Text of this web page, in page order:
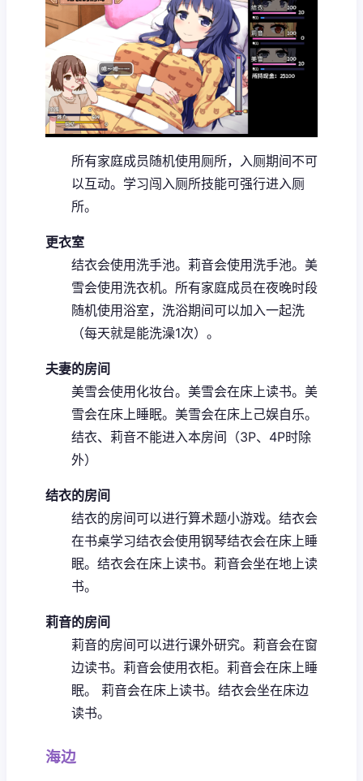
所有家庭成员随机使用厕所，入厕期间不可
以互动。 学习闯入厕所技能可强行进入厕
所。
更衣室
结衣会使用洗手池。 莉音会使用洗手池。 美
雪会使用洗衣机。 所有家庭成员在夜晚时段
随机使用浴室，洗浴期间可以加入一起洗
（每天就是能洗澡1次）。
夫妻的房间
美雪会使用化妆台。 美雪会在床上读书。 美
雪会在床上睡眠。 美雪会在床上己娱自乐。
结衣、莉音不能进入本房间（3P、4P时除
外）
结衣的房间
结衣的房间可以进行算术题小游戏。 结衣会
在书桌学习结衣会使用钢琴结衣会在床上睡
眠。 结衣会在床上读书。 莉音会坐在地上读
书。
莉音的房间
莉音的房间可以进行课外研究。 莉音会在窗
边读书。 莉音会使用衣柜。 莉音会在床上睡
眠。
莉音会在床上读书。 结衣会坐在床边
读书。
海边